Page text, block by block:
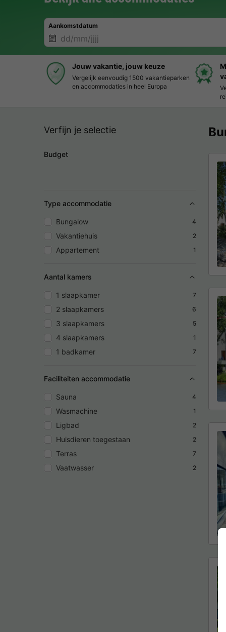
Aankomstdatum
Jouw vakantie, jouw keuze
Vergelijk eenvoudig 1500 vakantieparken
en accommodaties in heel Europa
Verfijn je selectie
Budget
Type accommodatie
Bungalow 4
Vakantiehuis 2
Appartement 1
Aantal kamers
1 slaapkamer 7
2 slaapkamers 6
3 slaapkamers 5
4 slaapkamers 1
1 badkamer 7
Faciliteiten accommodatie
Sauna 4
Wasmachine 1
Ligbad 2
Huisdieren toegestaan 2
Terras 7
Vaatwasser 2